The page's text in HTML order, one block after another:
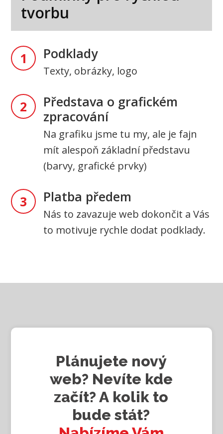
tvorbu
1 Podklady
Texty, obrázky, logo
2
Představa o grafickém
zpracování
Na grafiku jsme tu my, ale je fajn
mít alespoň základní představu
(barvy, grafické prvky)
3 Platba předem
Nás to zavazuje web dokončit a Vás
to motivuje rychle dodat podklady.
Plánujete nový
web? Nevíte kde
začít? A kolik to
bude stát?